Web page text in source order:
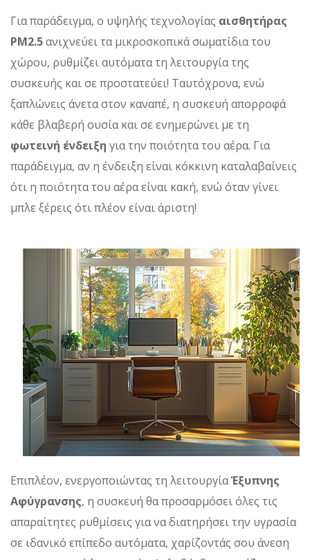
Για παράδειγμα, ο υψηλής τεχνολογίας αισθητήρας
PM2.5ανιχνεύει τα μικροσκοπικά σωματίδια του
χώρου, ρυθμίζει αυτόματα τη λειτουργία της
συσκευής και σε προστατεύει! Ταυτόχρονα, ενώ
ξαπλώνεις άνετα στον καναπέ, η συσκευή απορροφά
κάθε βλαβερή ουσία και σε ενημερώνει με τη
φωτεινή ένδειξη για την ποιότητα του αέρα. Για
παράδειγμα, αν η ένδειξη είναι κόκκινη καταλαβαίνεις
ότι η ποιότητα του αέρα είναι κακή, ενώ όταν γίνει
μπλε ξέρεις ότι πλέον είναι άριστη!
Επιπλέον, ενεργοποιώντας τη λειτουργίαΈξυπνης
Αφύγρανσης, η συσκευή θα προσαρμόσει όλες τις
απαραίτητες ρυθμίσεις για να διατηρήσει την υγρασία
σε ιδανικό επίπεδο αυτόματα, χαρίζοντάς σου άνεση